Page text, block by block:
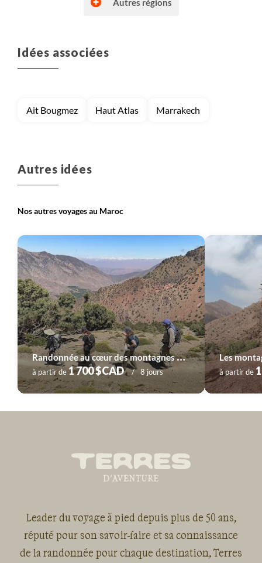
Voyage
Sahara (Maroc)
Autres régions
Idées associées
Ait Bougmez Haut Atlas Marrakech
Autres idées
Nos autres voyages au Maroc
R
andonnée au cœur des montagnes du parc du Toubkal
à partir de1 700 $CAD 8 jours
Les
à partir de
Leader du voyage à pied depuis plus de 50 ans,
réputé pour son savoir-faire et sa connaissance
de la randonnée pour chaque destination, Terres